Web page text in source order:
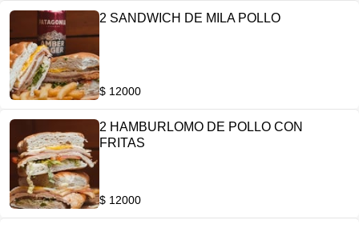
2 SANDWICH DE MILA POLLO
$ 12000
2 HAMBURLOMO DE POLLO CON
FRITAS
$ 12000